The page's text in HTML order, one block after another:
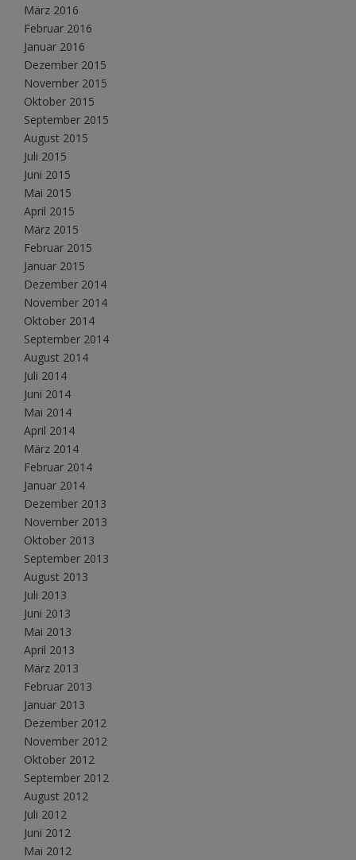
März 2016
Februar 2016
Januar 2016
Dezember 2015
November 2015
Oktober 2015
September 2015
August 2015
Juli 2015
Juni 2015
Mai 2015
April 2015
März 2015
Februar 2015
Januar 2015
Dezember 2014
November 2014
Oktober 2014
September 2014
August 2014
Juli 2014
Juni 2014
Mai 2014
April 2014
März 2014
Februar 2014
Januar 2014
Dezember 2013
November 2013
Oktober 2013
September 2013
August 2013
Juli 2013
Juni 2013
Mai 2013
April 2013
März 2013
Februar 2013
Januar 2013
Dezember 2012
November 2012
Oktober 2012
September 2012
August 2012
Juli 2012
Juni 2012
Mai 2012